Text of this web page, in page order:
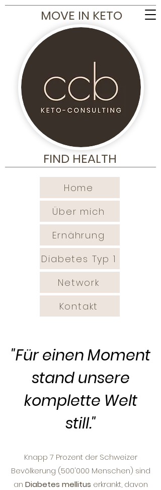
MOVE IN KETO
FIND HEALTH
Home
Über mich
Ernährung
Diabetes Typ 1
Network
Kontakt
"Für einen Moment
stand unsere
komplette Welt
still."
Knapp 7 Prozent der Schweizer
Bevölkerung (500'000 Menschen) sind
an Diabetes mellitus erkrankt, davon